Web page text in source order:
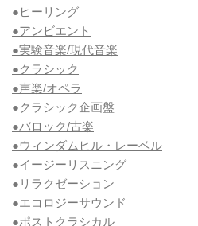
●ヒーリング
●アンビエント
●実験音楽/現代音楽
●クラシック
●声楽/オペラ
●クラシック企画盤
●バロック/古楽
●ウィンダムヒル・レーベル
●イージーリスニング
●リラクゼーション
●エコロジーサウンド
●ポストクラシカル